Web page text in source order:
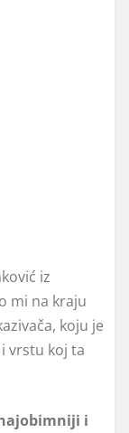
iz
mi na kraju
koju je
vrstu koj ta
i